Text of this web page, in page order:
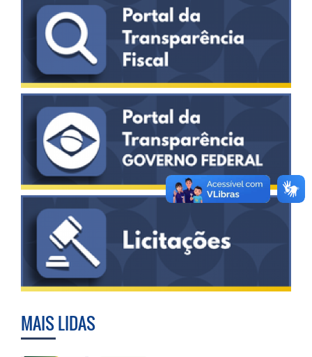
MAIS LIDAS